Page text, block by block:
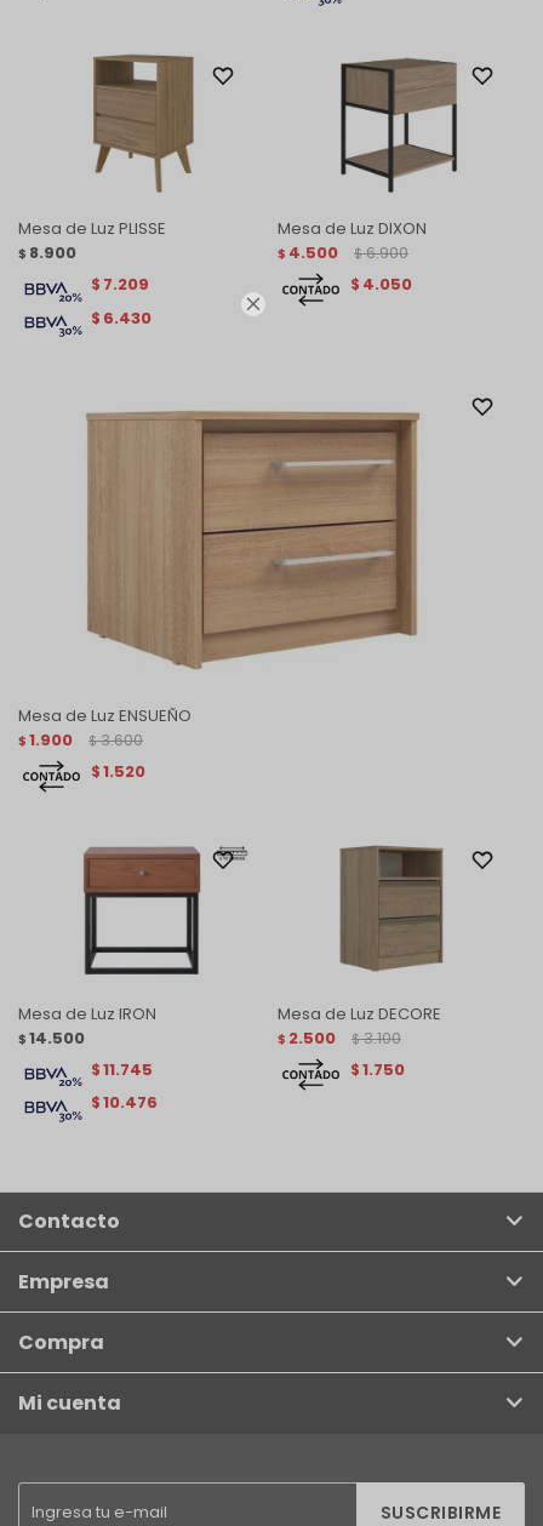

Mesa de Luz PLISSE
$ 8.900
$ 6.430
$ 7.209
Mesa de Luz DIXON
$ 4.500 $ 6.900
$ 4.050
Mesa de Luz ENSUEÑO
$ 1.900 $ 3.600
$1.520
Mesa de Luz IRON
$ 14.500
$10.476
$11.745
Mesa de Luz DECORE
$ 2.500 $ 3.100
$1.750
SUSCRIBIRME
Contacto
Empresa
Compra
Mi cuenta